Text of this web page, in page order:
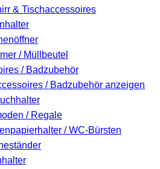
& Tischaccessoires
/ Müllbeutel
/ Badzubehör
/ Badzubehör anzeigen
/ Regale
/ WC-Bürsten